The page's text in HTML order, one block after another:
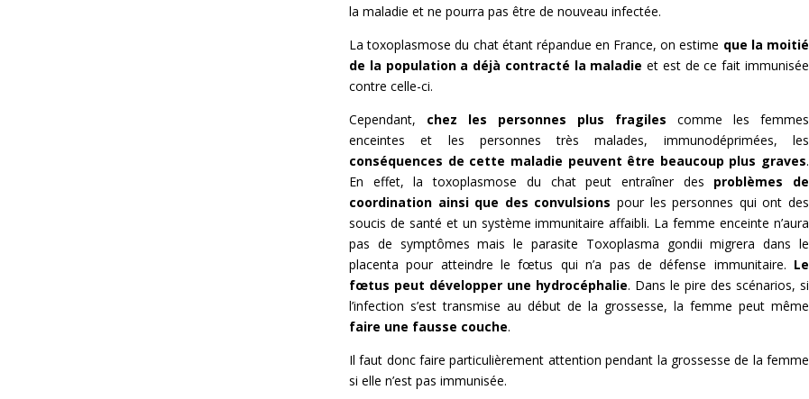
la maladie et ne pourra pas être de nouveau infectée.
La toxoplasmose du chat étant répandue en France, on estime que la moitié
de la population a déjà contracté la maladie et est de ce fait immunisée
contre celle-ci.
Cependant, chez les personnes plus fragiles comme les femmes
enceintes et les personnes très malades, immunodéprimées, les
conséquences de cette maladie peuvent être beaucoup plus graves.
En effet, la toxoplasmose du chat peut entraîner des problèmes de
coordination ainsi que des convulsions pour les personnes qui ont des
soucis de santé et un système immunitaire affaibli. La femme enceinte n’aura
pas de symptômes mais le parasite Toxoplasma gondii migrera dans le
placenta pour atteindre le fœtus qui n’a pas de défense immunitaire. Le
fœtus peut développer une hydrocéphalie. Dans le pire des scénarios, si
l’infection s’est transmise au début de la grossesse, la femme peut même
faire une fausse couche.
Il faut donc faire particulièrement attention pendant la grossesse de la femme
si elle n’est pas immunisée.